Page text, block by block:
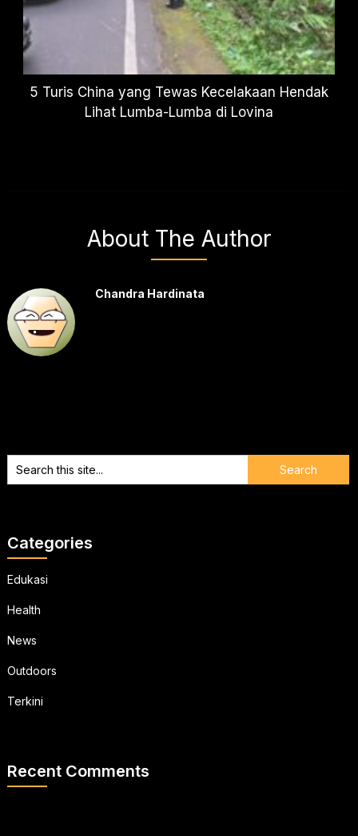
5 Turis China yang Tewas Kecelakaan Hendak
Lihat Lumba-Lumba di Lovina
About The Author
Chandra Hardinata
Categories
Edukasi
Health
News
Outdoors
Terkini
Recent Comments